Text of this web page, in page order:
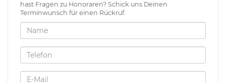
hast Fragen zu Honoraren? Schick uns Deinen
Terminwunsch für einen Rückruf.